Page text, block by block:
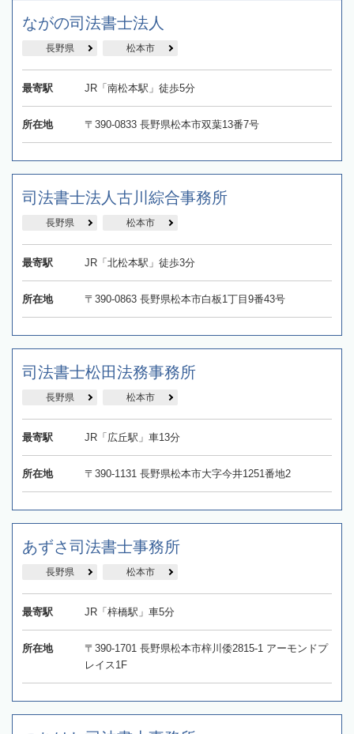
ながの司法書士法人
長野県 松本市
最寄駅 JR「南松本駅」徒歩5分
所在地 〒390-0833 長野県松本市双葉13番7号
司法書士法人古川綜合事務所
長野県 松本市
最寄駅 JR「北松本駅」徒歩3分
所在地 〒390-0863 長野県松本市白板1丁目9番43号
司法書士松田法務事務所
長野県 松本市
最寄駅 JR「広丘駅」車13分
所在地 〒390-1131 長野県松本市大字今井1251番地2
あずさ司法書士事務所
長野県 松本市
最寄駅 JR「梓橋駅」車5分
所在地
〒390-1701 長野県松本市梓川倭2815-1 アーモンドプ
レイス1F